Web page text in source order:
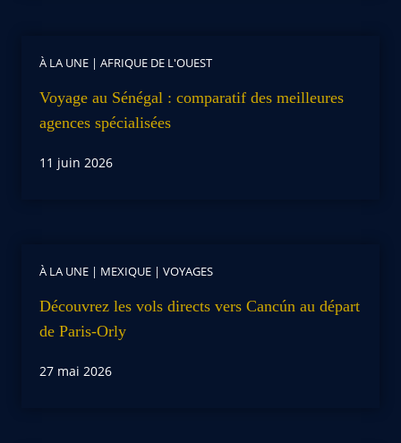
À LA UNE | AFRIQUE DE L'OUEST
Voyage au Sénégal : comparatif des meilleures
agences spécialisées
11 juin 2026
À LA UNE | MEXIQUE | VOYAGES
Découvrez les vols directs vers Cancún au départ
de Paris-Orly
27 mai 2026